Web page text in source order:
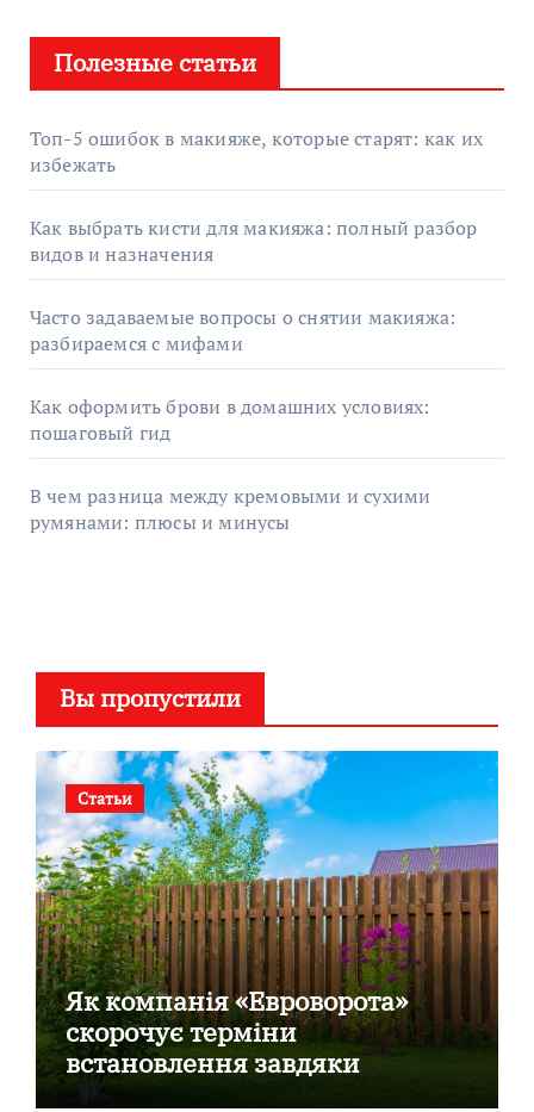
Полезные статьи
Топ-5 ошибок в макияже, которые старят: как их
избежать
Как выбрать кисти для макияжа: полный разбор
видов и назначения
Часто задаваемые вопросы о снятии макияжа:
разбираемся с мифами
Как оформить брови в домашних условиях:
пошаговый гид
В чем разница между кремовыми и сухими
румянами: плюсы и минусы
Вы пропустили
Статьи
Як компанія «Евроворота»
скорочує терміни
встановлення завдяки
готовим секційним воротам